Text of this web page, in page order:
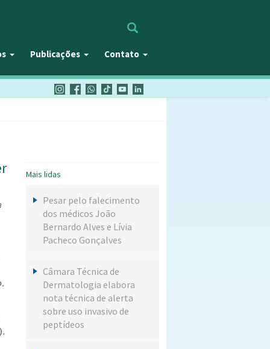
Publicações Contato
Mais lidas
Pesar pelo falecimento
dos médicos João
Bernardo Alves e Lívia
Pacheco Gonçalves
Câmara Técnica de
Dermatologia elabora
nota técnica de alerta
sobre uso invasivo de
peptídeos